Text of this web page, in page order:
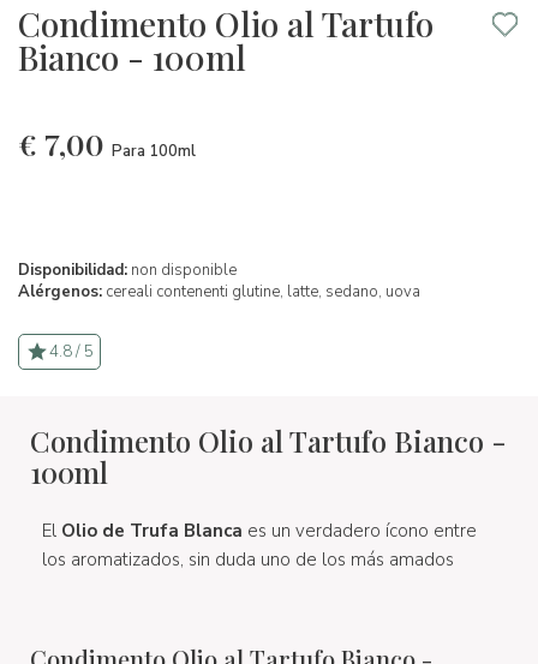
Condimento Olio al Tartufo
Bianco - 100ml
€ 7,00 Para 100ml
Disponibilidad: non disponible
Alérgenos: cereali contenenti glutine, latte, sedano, uova
4.8 / 5
Condimento Olio al Tartufo Bianco -
100ml
El Olio de Trufa Blanca es un verdadero ícono entre
los aromatizados, sin duda uno de los más amados